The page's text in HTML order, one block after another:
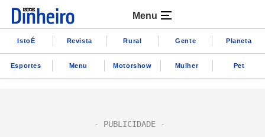
Menu
IstoÉ Revista Rural Gente Planeta
Esportes Menu Motorshow Mulher Pet